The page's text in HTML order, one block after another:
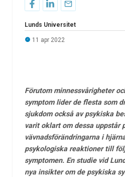
Lunds Universitet
11 apr 2022
Förutom minnessvårigheter
symptom lider de flesta som
sjukdom också av psykiska
varit oklart om dessa uppstår
vävnadsförändringarna i
psykologiska reaktioner till
symptomen. En studie vid
nya insikter om de psykiska